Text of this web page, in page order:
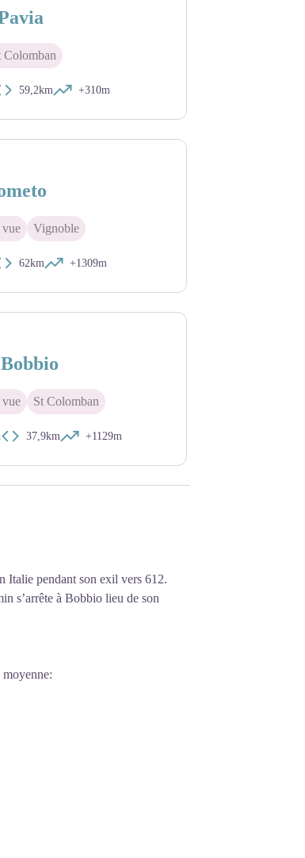
Colomban
59,2km +310m
vue Vignoble
62km +1309m
vue St Colomban
37,9km +1129m
Italie pendant son exil vers 612.
s’arrête à Bobbio lieu de son